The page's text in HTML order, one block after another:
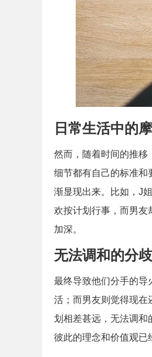
日常生活中的
然而，随着时间的推移
细节都有自己的标准和
渐显现出来。比如，J
欢按计划行事，而男友
加深。
无法调和的分歧
最终导致他们分手的导
活；而男友则觉得现在
划相差甚远，无法调和
彼此的理念和价值观已